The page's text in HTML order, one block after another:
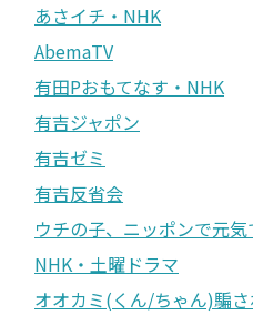
あさイチ・NHK
AbemaTV
有田Pおもてなす・NHK
有吉ジャポン
有吉ゼミ
有吉反省会
ウチの子、ニッポンで元気
NHK・土曜ドラマ
オオカミ(くん/ちゃん)騙